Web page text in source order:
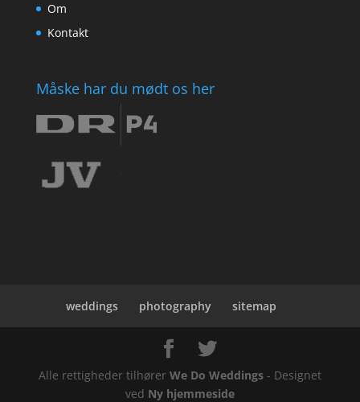
Om
Kontakt
Måske har du mødt os her
weddings photography sitemap
Alle rettigheder tilhører We Do Weddings- Designet
ved Ny hjemmeside